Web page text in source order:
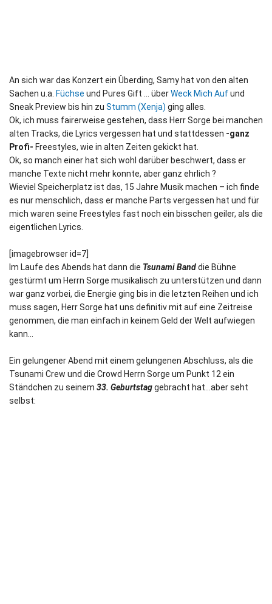
An sich war das Konzert ein Überding, Samy hat von den alten
Sachen u.a. Füchse und Pures Gift … überWeck Mich Aufund
Sneak Preview bis hin zu Stumm (Xenja) ging alles.
Ok, ich muss fairerweise gestehen, dass Herr Sorge bei manchen
alten Tracks, die Lyrics vergessen hat und stattdessen -ganz
Profi- Freestyles, wie in alten Zeiten gekickt hat.
Ok, so manch einer hat sich wohl darüber beschwert, dass er
manche Texte nicht mehr konnte, aber ganz ehrlich ?
Wieviel Speicherplatz ist das, 15 Jahre Musik machen – ich finde
es nur menschlich, dass er manche Parts vergessen hat und für
mich waren seine Freestyles fast noch ein bisschen geiler, als die
eigentlichen Lyrics.
[imagebrowser id=7]
Im Laufe des Abends hat dann die Tsunami Banddie Bühne
gestürmt um Herrn Sorge musikalisch zu unterstützen und dann
war ganz vorbei, die Energie ging bis in die letzten Reihen und ich
muss sagen, Herr Sorge hat uns definitiv mit auf eine Zeitreise
genommen, die man einfach in keinem Geld der Welt aufwiegen
kann…
Ein gelungener Abend mit einem gelungenen Abschluss, als die
Tsunami Crew und die Crowd Herrn Sorge um Punkt 12 ein
Ständchen zu seinem 33. Geburtstaggebracht hat…aber seht
selbst: